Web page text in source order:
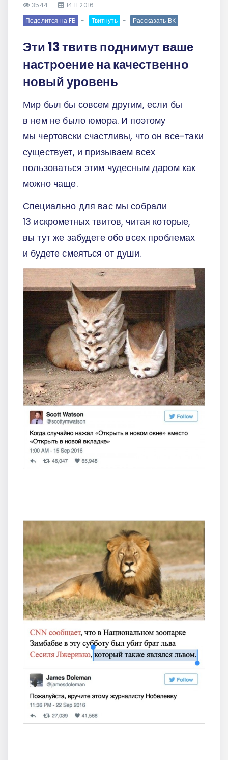
3544
14.11.2016
Поделится на FB
Твитнуть Рассказать ВК
Эти 13 твитв поднимут ваше
настроение на качественно
новый уровень
Мир был бы совсем другим, если бы
в нем не было юмора. И поэтому
мы чертовски счастливы, что он все-таки
существует, и призываем всех
пользоваться этим чудесным даром как
можно чаще.
Специально для вас мы собрали
13 искрометных твитов, читая которые,
вы тут же забудете обо всех проблемах
и будете смеяться от души.